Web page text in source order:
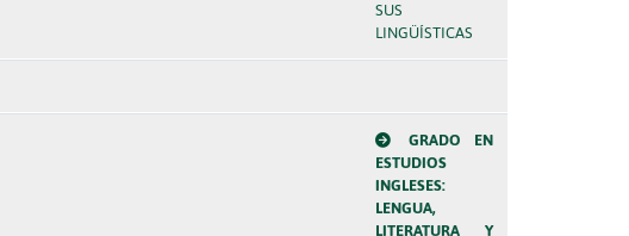
SUS
LINGÜÍSTICAS
GRADO EN
ESTUDIOS
INGLESES:
LENGUA,
LITERATURA Y